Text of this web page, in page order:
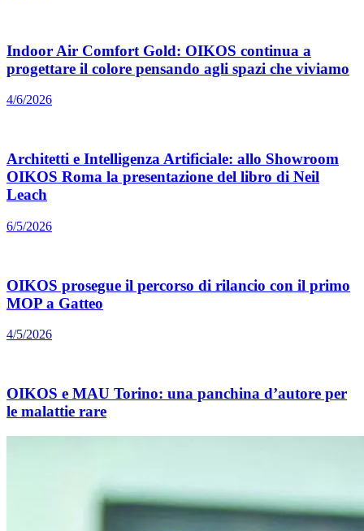
Indoor Air Comfort Gold: OIKOS continua a
progettare il colore pensando agli spazi che viviamo
4/6/2026
Architetti e Intelligenza Artificiale: allo Showroom
OIKOS Roma la presentazione del libro di Neil
Leach
6/5/2026
OIKOS prosegue il percorso di rilancio con il primo
MOP a Gatteo
4/5/2026
OIKOS e MAU Torino: una panchina d’autore per
le malattie rare